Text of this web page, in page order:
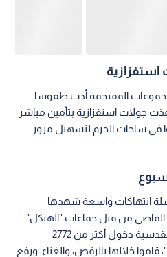
المقتحمة أدت طقوسا
جولات استفزازية بتأمين مباشر
في ساحات الحرم لتسهيل مرور
انتهاكات واسعة شهدها
من قبل جماعات "الهيكل"
المزعوم؛ حيث سجلت مصادر مقدسية دخول أكثر من 2772
خلالها بالرقص، والغناء، ورفع